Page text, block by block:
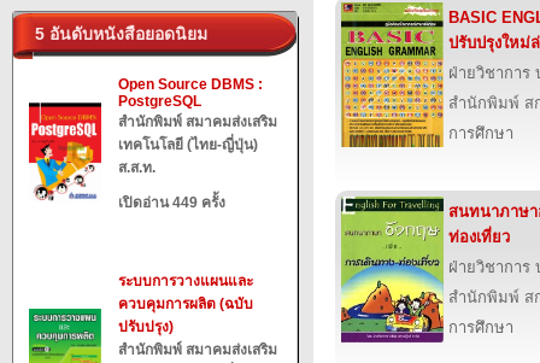
5 อันดับหนังสือยอดนิยม
Open Source DBMS :
PostgreSQL
สำนักพิมพ์ สมาคมส่งเสริม
เทคโนโลยี (ไทย-ญี่ปุ่น)
ส.ส.ท.
เปิดอ่าน 449 ครั้ง
ระบบการวางแผนและ
ควบคุมการผลิต (ฉบับ
ปรับปรุง)
สำนักพิมพ์ สมาคมส่งเสริม
BASIC
ปรับปรุงใหม่
ฝ่ายวิชาการ
สำนักพิมพ์ ส
การศึกษา
สนทนาภาษา
ท่องเที่ยว
ฝ่ายวิชาการ
สำนักพิมพ์ ส
การศึกษา